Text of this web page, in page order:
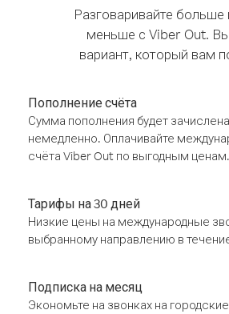
Разговаривайте больше
меньше с Viber Out.
вариант, который вам
Пополнение счёта
Сумма пополнения будет
немедленно. Оплачивайте
счёта Viber Out по выгодным ценам.
Тарифы на 30 дней
Низкие цены на международные
выбранному направлению в
Подписка на месяц
Экономьте на звонках на